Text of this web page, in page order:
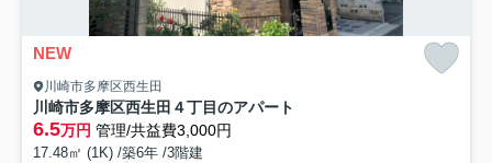
NEW
川崎市多摩区西生田
川崎市多摩区西生田４丁目のアパート
6.5万円 管理/共益費3,000円
17.48㎡ (1K) /築6年 /3階建